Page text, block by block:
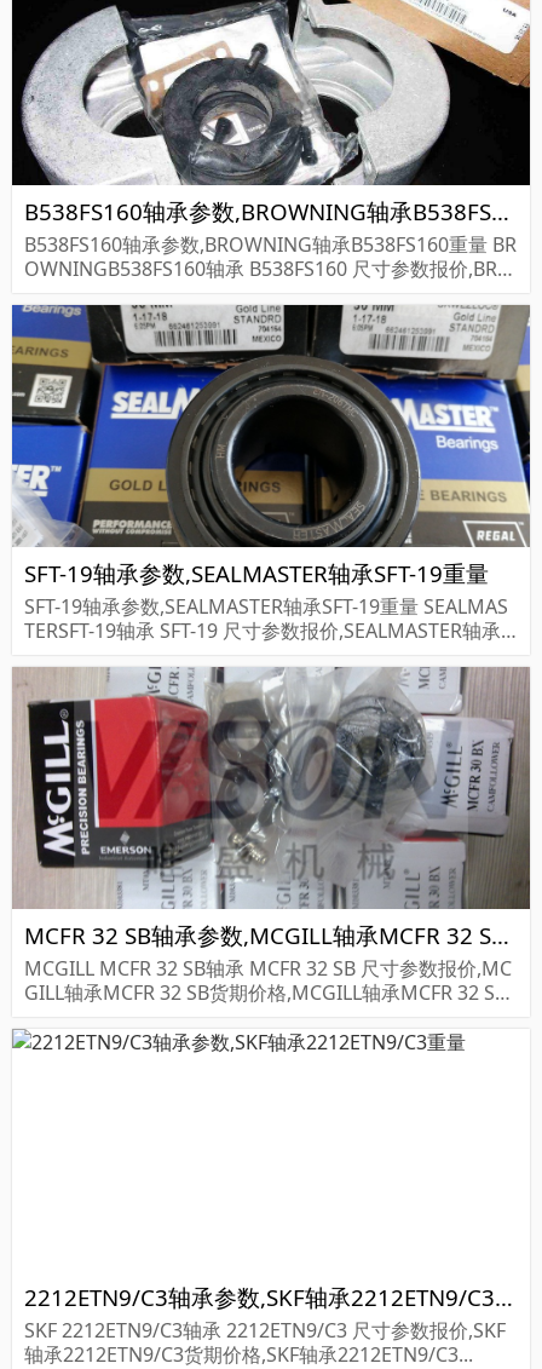
B538FS160轴承参数,BROWNING轴承B538FS160重量
B538FS160轴承参数,BROWNING轴承B538FS160重量 BR
OWNINGB538FS160轴承 B538FS160 尺寸参数报价,BRO
S160...
SFT-19轴承参数,SEALMASTER轴承SFT-19重量
SFT-19轴承参数,SEALMASTER轴承SFT-19重量 SEALMAS
TERSFT-19轴承 SFT-19 尺寸参数报价,SEALMASTER轴承S
MCFR 32 SB轴承参数,MCGILL轴承MCFR 32 SB重量
MCGILL MCFR 32 SB轴承 MCFR 32 SB 尺寸参数报价,MC
GILL轴承MCFR 32 SB货期价格,MCGILL轴承MCFR 32 S
2212ETN9/C3轴承参数,SKF轴承2212ETN9/C3重量
SKF 2212ETN9/C3轴承 2212ETN9/C3 尺寸参数报价,SKF
轴承2212ETN9/C3货期价格,SKF轴承2212ETN9/C3...